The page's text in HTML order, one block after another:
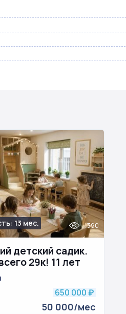
детский садик.
29к! 11 лет
13 мес. 390
650 000 ₽
50 000/мес